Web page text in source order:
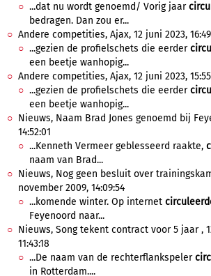
...dat nu wordt genoemd/ Vorig jaar
bedragen. Dan zou er...
Andere competities, Ajax, 12 juni 2023,
...gezien de profielschets die eerder
een beetje wanhopig...
Andere competities, Ajax, 12 juni 2023,
...gezien de profielschets die eerder
een beetje wanhopig...
Nieuws, Naam Brad Jones genoemd bij
14:52:01
...Kenneth Vermeer geblesseerd raakte,
naam van Brad...
Nieuws, Nog geen besluit over
november 2009, 14:09:54
...komende winter. Op internet
Feyenoord naar...
Nieuws, Song tekent contract voor 5 jaar ,
11:43:18
...De naam van de rechterflankspeler
in Rotterdam....